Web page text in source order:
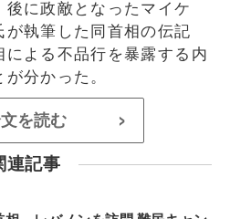
に政敵となったマイケ
が執筆した同首相の伝記
よる不品行を暴露する内
分かった。
を読む >
連記事